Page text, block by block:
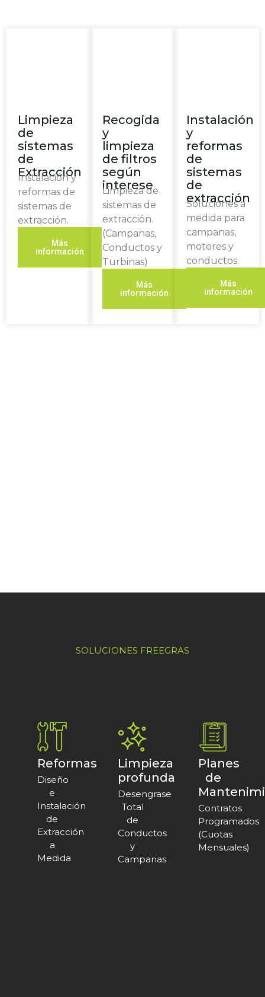
Limpieza
de
sistemas
de
Extracción
Instalación y
reformas de
sistemas de
extracción.
Más
información
Recogida
y
limpieza
de filtros
según
interese
Limpieza de
sistemas de
extracción.
(Campanas,
Conductos y
Turbinas)
Más
información
Instalación
y
reformas
de
sistemas
de
extracción
Soluciones a
medida para
campanas,
motores y
conductos.
Más
información
SOLUCIONES FREEGRAS
Reformas
Diseño
e
Instalación
de
Extracción
a
Medida
Limpieza
profunda
Desengrase
Total
de
Conductos
y
Campanas
Planes
de
Contratos
Programados
(Cuotas
Mensuales)